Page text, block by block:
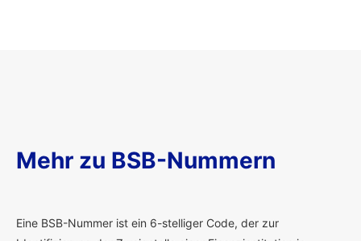
Mehr zu BSB-Nummern
Eine BSB-Nummer ist ein 6-stelliger Code, der zur